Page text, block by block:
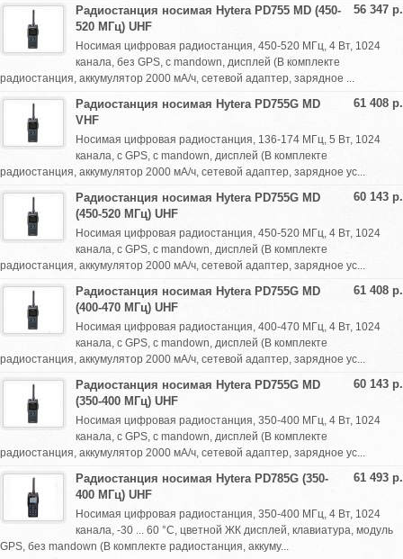
56 347 р.
Радиостанция носимая Hytera PD755 MD (450-
520 МГц) UHF
Носимая цифровая радиостанция, 450-520 МГц, 4 Вт, 1024
канала, без GPS, с mandown, дисплей (В комплекте
радиостанция, аккумулятор 2000 мА/ч, сетевой адаптер, зарядное ...
61 408 р.
Радиостанция носимая Hytera PD755G MD
VHF
Носимая цифровая радиостанция, 136-174 МГц, 5 Вт, 1024
канала, с GPS, с mandown, дисплей (В комплекте
радиостанция, аккумулятор 2000 мА/ч, сетевой адаптер, зарядное ус...
60 143 р.
Радиостанция носимая Hytera PD755G MD
(450-520 МГц) UHF
Носимая цифровая радиостанция, 450-520 МГц, 4 Вт, 1024
канала, с GPS, с mandown, дисплей (В комплекте
радиостанция, аккумулятор 2000 мА/ч, сетевой адаптер, зарядное ус...
61 408 р.
Радиостанция носимая Hytera PD755G MD
(400-470 МГц) UHF
Носимая цифровая радиостанция, 400-470 МГц, 4 Вт, 1024
канала, с GPS, с mandown, дисплей (В комплекте
радиостанция, аккумулятор 2000 мА/ч, сетевой адаптер, зарядное ус...
60 143 р.
Радиостанция носимая Hytera PD755G MD
(350-400 МГц) UHF
Носимая цифровая радиостанция, 350-400 МГц, 4 Вт, 1024
канала, с GPS, с mandown, дисплей (В комплекте
радиостанция, аккумулятор 2000 мА/ч, сетевой адаптер, зарядное ус...
61 493 р.
Радиостанция носимая Hytera PD785G (350-
400 МГц) UHF
Носимая цифровая радиостанция, 350-400 МГц, 4 Вт, 1024
канала, -30 ... 60 °С, цветной ЖК дисплей, клавиатура, модуль
GPS, без mandown (В комплекте радиостанция, аккуму...